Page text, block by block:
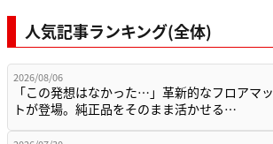
人気記事ランキング(全体)
2026/08/06
「この発想はなかった…」革新的なフロアマッ
トが登場。純正品をそのまま活かせる…